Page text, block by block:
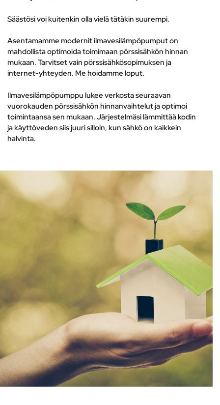
Säästösi voi kuitenkin olla vielä tätäkin suurempi.
Asentamamme modernit ilmavesilämpöpumput on
mahdollista optimoida toimimaan pörssisähkön hinnan
mukaan. Tarvitset vain pörssisähkösopimuksen ja
internet-yhteyden. Me hoidamme loput.
Ilmavesilämpöpumppu lukee verkosta seuraavan
vuorokauden pörssisähkön hinnanvaihtelut ja optimoi
toimintaansa sen mukaan. Järjestelmäsi lämmittää kodin
ja käyttöveden siis juuri silloin, kun sähkö on kaikkein
halvinta.